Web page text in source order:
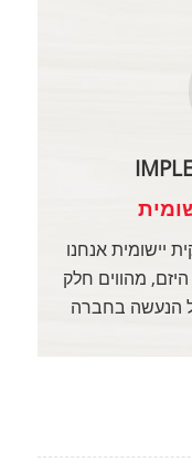
יישומית אנחנו
מהווים חלק
הנעשה בחברה